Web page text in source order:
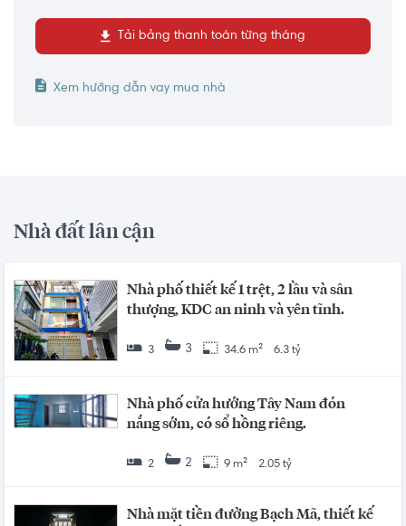
Tải bảng thanh toán từng tháng
Xem hướng dẫn vay mua nhà
Nhà đất lân cận
Nhà phố thiết kế 1 trệt, 2 lầu và sân
thượng, KDC an ninh và yên tĩnh.
3 3 34.6 m² 6.3 tỷ
Nhà phố cửa hướng Tây Nam đón
nắng sớm, có sổ hồng riêng.
2 2 9 m² 2.05 tỷ
Nhà mặt tiền đường Bạch Mã, thiết kế